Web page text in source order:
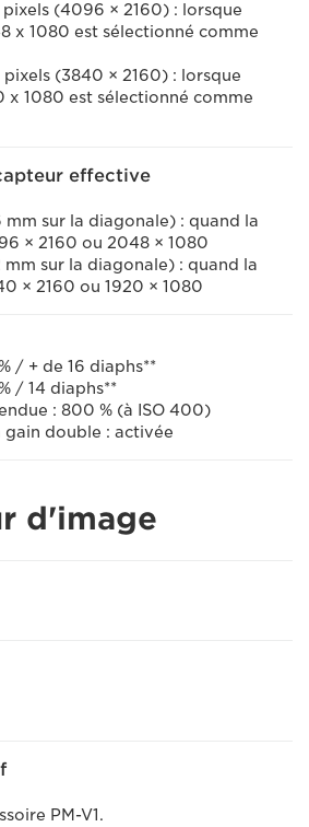
pixels (4096 × 2160) : lorsque
x 1080 est sélectionné comme
pixels (3840 × 2160) : lorsque
x 1080 est sélectionné comme
effective
mm sur la diagonale) : quand la
× 2160 ou 2048 × 1080
mm sur la diagonale) : quand la
× 2160 ou 1920 × 1080
/ + de 16 diaphs**
/ 14 diaphs**
: 800 % (à ISO 400)
gain double : activée
d'image
PM-V1.